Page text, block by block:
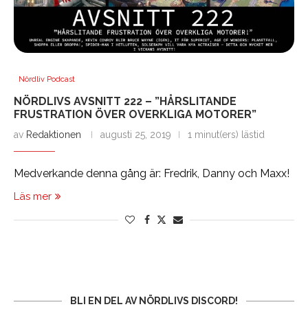
Nördliv Podcast
NÖRDLIVS AVSNITT 222 – ”HÅRSLITANDE
FRUSTRATION ÖVER OVERKLIGA MOTORER”
av Redaktionen augusti 25, 2019 1 minut(ers) lästid
Medverkande denna gång är: Fredrik, Danny och Maxx!
Läs mer
BLI EN DEL AV NÖRDLIVS DISCORD!